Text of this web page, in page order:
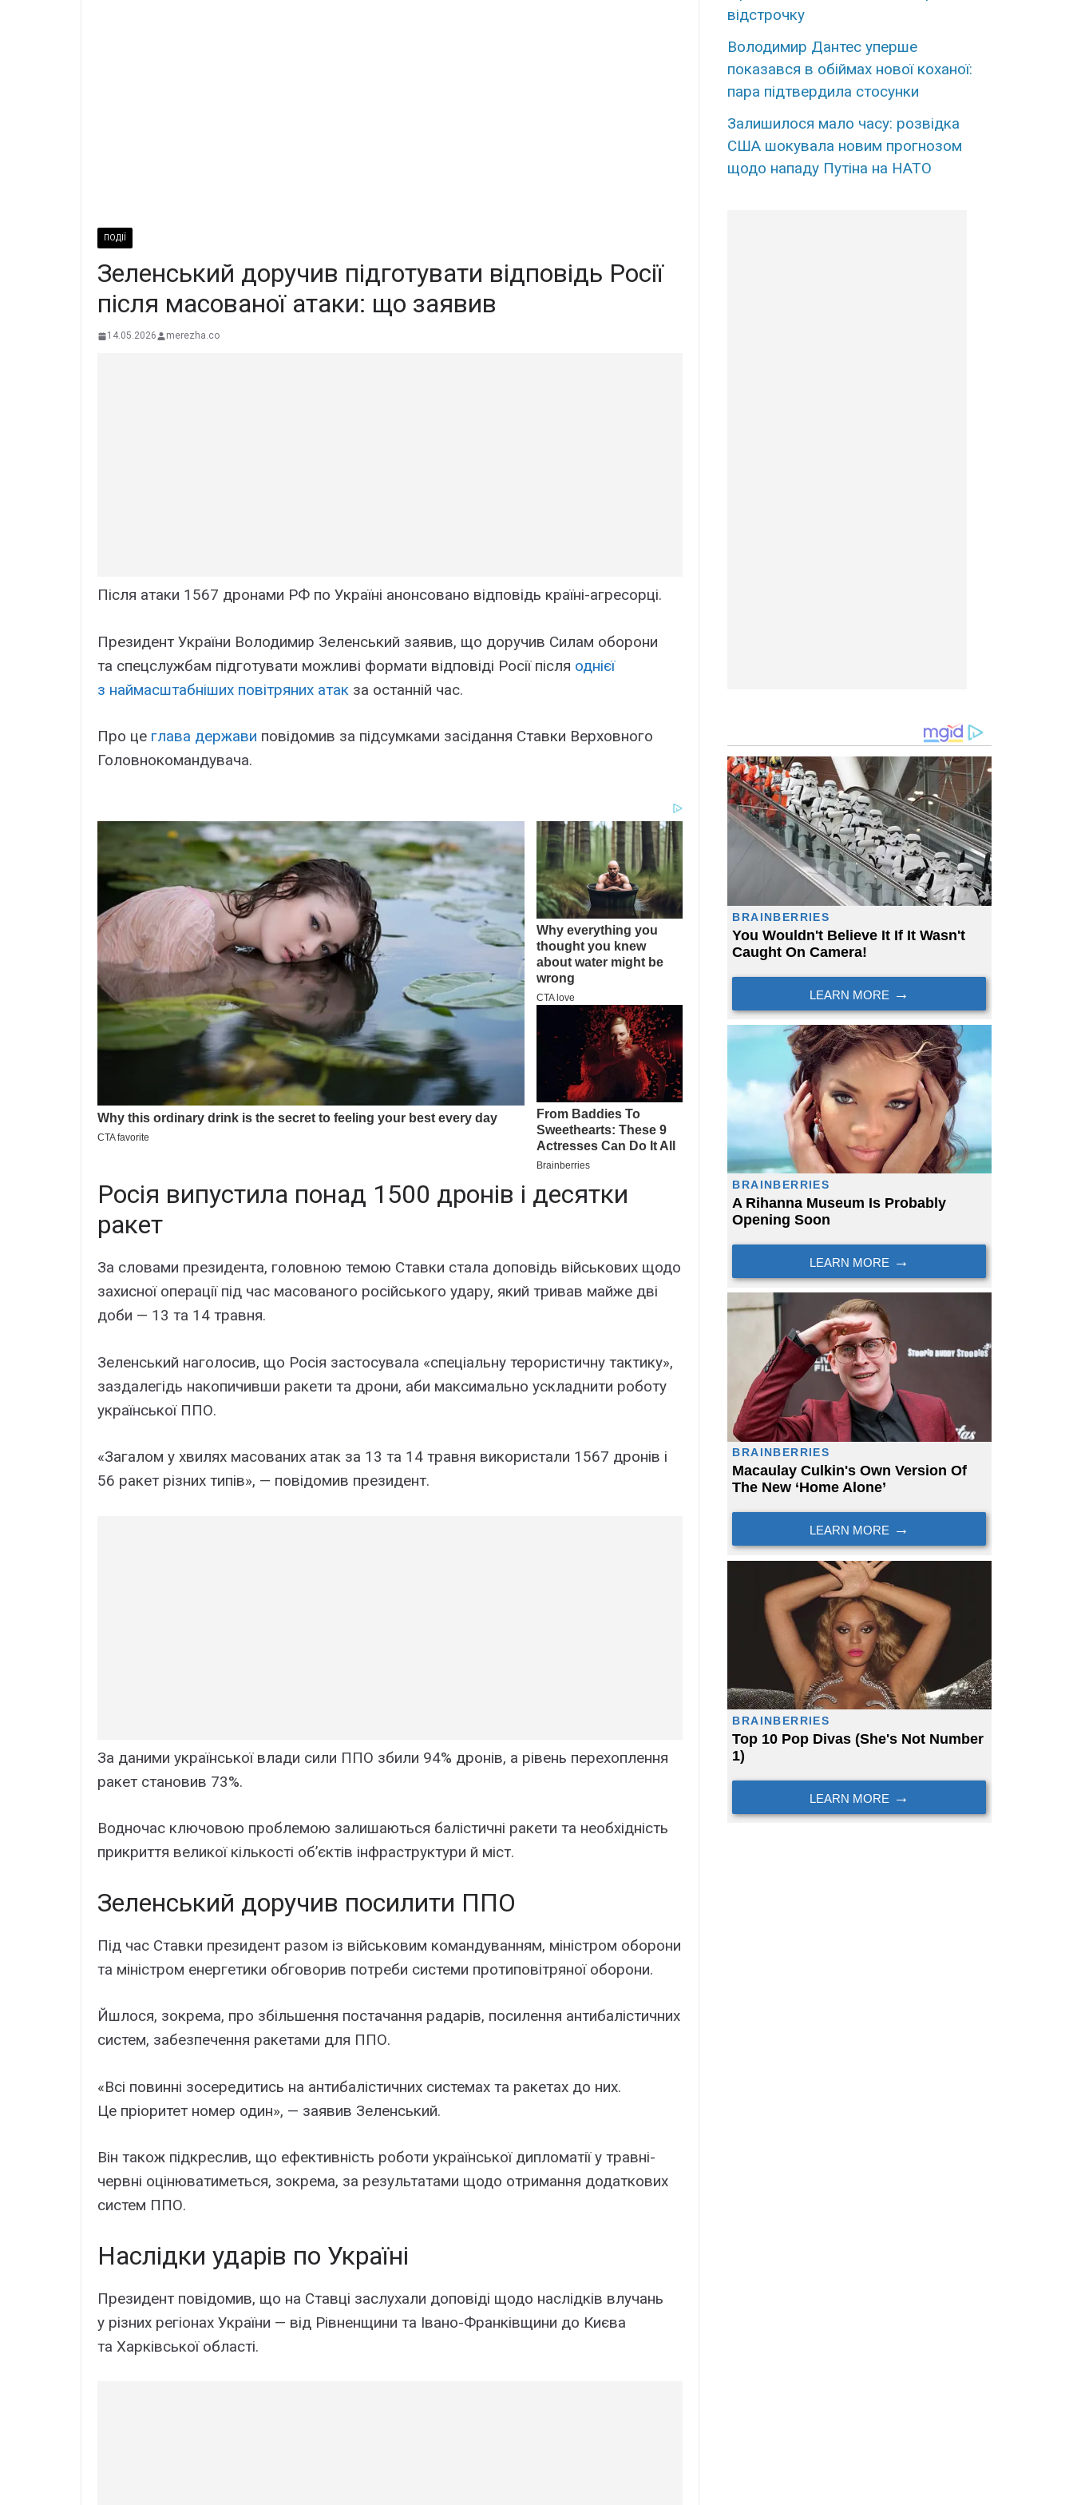
ПОДІЇ
Зеленський доручив підготувати відповідь Росії
після масованої атаки: що заявив
14.05.2026 merezha.co
Після атаки 1567 дронами РФ по Україні анонсовано відповідь країні-агресорці.
Президент України Володимир Зеленський заявив, що доручив Силам оборони
та спецслужбам підготувати можливі формати відповіді Росії після однієї
з наймасштабніших повітряних атак за останній час.
Про це глава держави повідомив за підсумками засідання Ставки Верховного
Головнокомандувача.
Росія випустила понад 1500 дронів і десятки
ракет
За словами президента, головною темою Ставки стала доповідь військових щодо
захисної операції під час масованого російського удару, який тривав майже дві
доби — 13 та 14 травня.
Зеленський наголосив, що Росія застосувала «спеціальну терористичну тактику»,
заздалегідь накопичивши ракети та дрони, аби максимально ускладнити роботу
української ППО.
«Загалом у хвилях масованих атак за 13 та 14 травня використали 1567 дронів і
56 ракет різних типів», — повідомив президент.
За даними української влади сили ППО збили 94% дронів, а рівень перехоплення
ракет становив 73%.
Водночас ключовою проблемою залишаються балістичні ракети та необхідність
прикриття великої кількості об’єктів інфраструктури й міст.
Зеленський доручив посилити ППО
Під час Ставки президент разом із військовим командуванням, міністром оборони
та міністром енергетики обговорив потреби системи протиповітряної оборони.
Йшлося, зокрема, про збільшення постачання радарів, посилення антибалістичних
систем, забезпечення ракетами для ППО.
«Всі повинні зосередитись на антибалістичних системах та ракетах до них.
Це пріоритет номер один», — заявив Зеленський.
Він також підкреслив, що ефективність роботи української дипломатії у травні-
червні оцінюватиметься, зокрема, за результатами щодо отримання додаткових
систем ППО.
Наслідки ударів по Україні
Президент повідомив, що на Ставці заслухали доповіді щодо наслідків влучань
у різних регіонах України — від Рівненщини та Івано-Франківщини до Києва
та Харківської області.
відстрочку
Володимир Дантес уперше
показався в обіймах нової коханої:
пара підтвердила стосунки
Залишилося мало часу: розвідка
США шокувала новим прогнозом
щодо нападу Путіна на НАТО